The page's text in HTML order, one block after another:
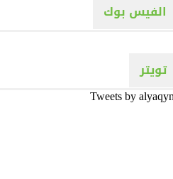
الفيس بوك
تويتر
Tweets by